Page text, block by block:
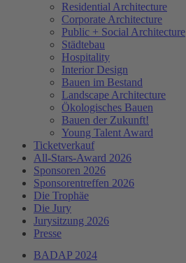
Residential Architecture
Corporate Architecture
Public + Social Architecture
Städtebau
Hospitality
Interior Design
Bauen im Bestand
Landscape Architecture
Ökologisches Bauen
Bauen der Zukunft!
Young Talent Award
Ticketverkauf
All-Stars-Award 2026
Sponsoren 2026
Sponsorentreffen 2026
Die Trophäe
Die Jury
Jurysitzung 2026
Presse
BADAP 2024